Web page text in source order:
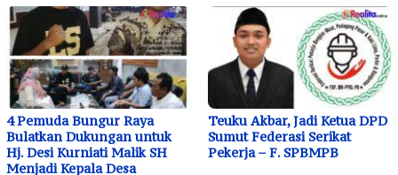
4 Pemuda Bungur Raya
Bulatkan Dukungan untuk
Hj. Desi Kurniati Malik SH
Menjadi Kepala Desa
Teuku Akbar, Jadi Ketua DPD
Sumut Federasi Serikat
Pekerja – F. SPBMPB